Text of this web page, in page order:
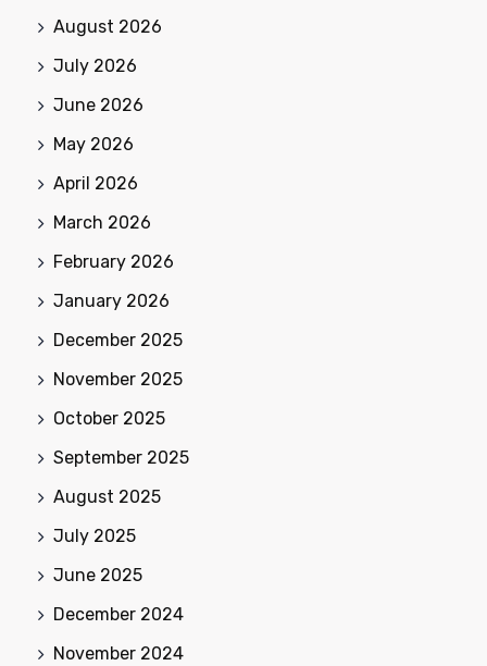
August 2026
July 2026
June 2026
May 2026
April 2026
March 2026
February 2026
January 2026
December 2025
November 2025
October 2025
September 2025
August 2025
July 2025
June 2025
December 2024
November 2024